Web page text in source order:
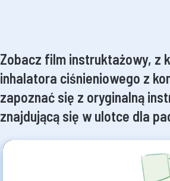
Zobacz film instruktażowy, z
inhalatora ciśnieniowego z
zapoznać się z oryginalną
znajdującą się w ulotce dla